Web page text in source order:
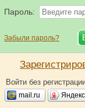
Пароль:
Забыли пароль?
Войти без
mail.ru Яндекс